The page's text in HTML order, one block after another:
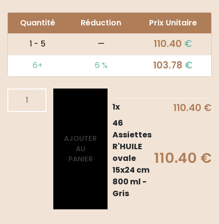
Quantité Réduction
Prix Unitaire
1 - 5
— 110.40 €
6+ 6 % 103.78 €
AJOUTER
AU
PANIER
1x 110.40 €
46
Assiettes
R'HUILE
ovale
15x24 cm
800 ml -
Gris
110.40 €
Alternative: